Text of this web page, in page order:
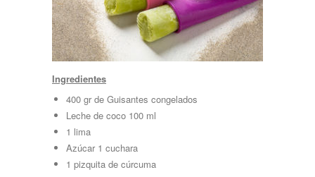
Ingredientes
400 gr de Guisantes congelados
Leche de coco 100 ml
1 lima
Azúcar 1 cuchara
1 pizquita de cúrcuma